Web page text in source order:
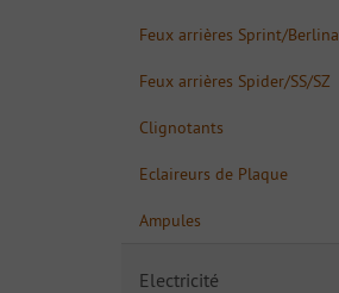
Feux arrières Sprint/Berlina
Feux arrières Spider/SS/SZ
Clignotants
Eclaireurs de Plaque
Ampules
Electricité